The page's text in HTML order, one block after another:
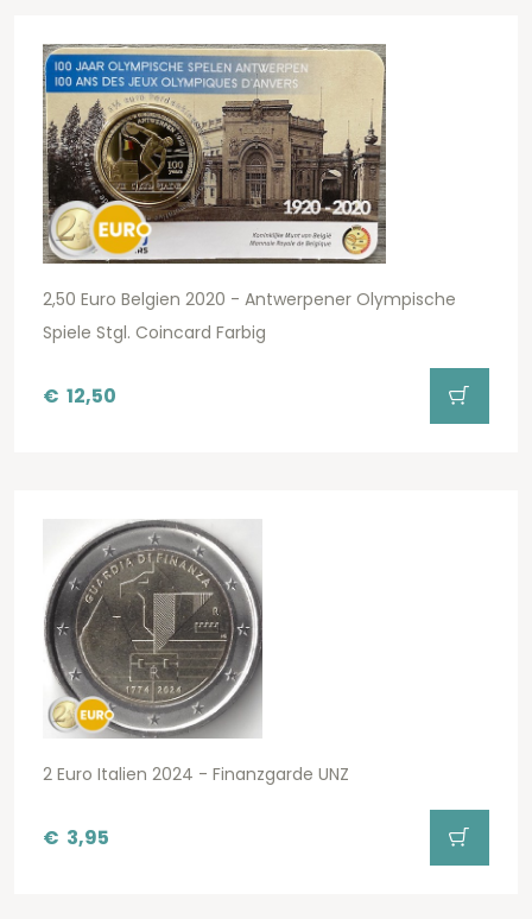
2,50 Euro Belgien 2020 - Antwerpener Olympische
Spiele Stgl. Coincard Farbig
€ 12,50
2 Euro Italien 2024 - Finanzgarde UNZ
€ 3,95